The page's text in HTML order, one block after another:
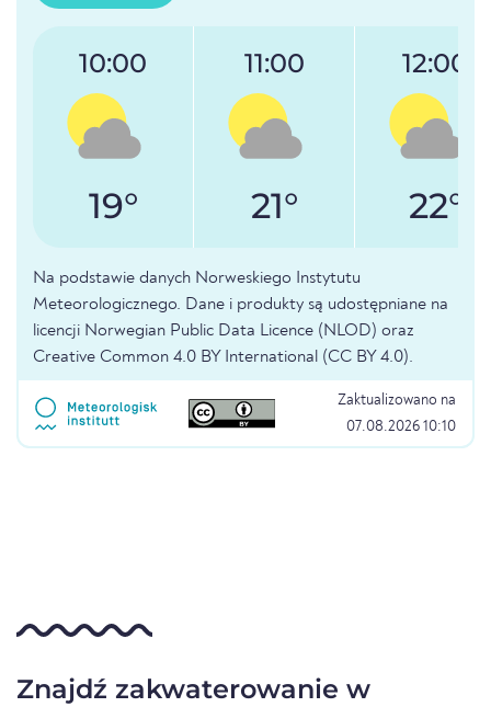
10:00
19°
11:00
21°
12:00
22°
Na podstawie danych Norweskiego Instytutu
Meteorologicznego. Dane i produkty są udostępniane na
licencji Norwegian Public Data Licence (NLOD) oraz
Creative Common 4.0 BY International (CC BY 4.0).
Zaktualizowano na
07.08.2026 10:10
Znajdź zakwaterowanie w